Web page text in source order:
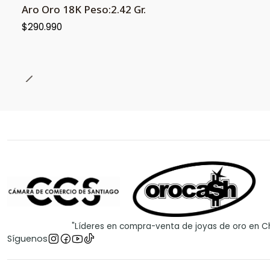
Aro Oro 18K Peso:2.42 Gr.
$290.990
"Líderes en compra-venta de joyas de oro en
Síguenos